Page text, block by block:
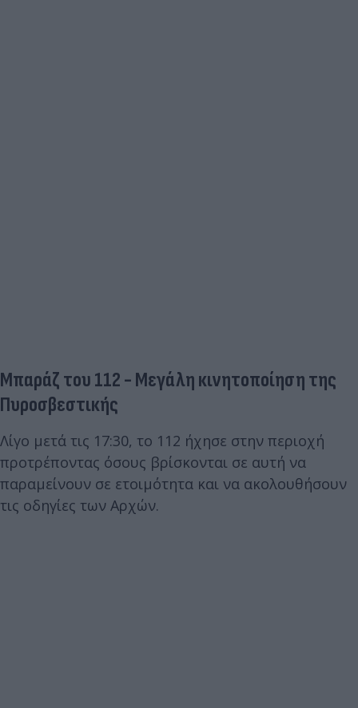
Μπαράζ του 112 - Μεγάλη κινητοποίηση της
Πυροσβεστικής
Λίγο μετά τις 17:30, το 112 ήχησε στην περιοχή
προτρέποντας όσους βρίσκονται σε αυτή να
παραμείνουν σε ετοιμότητα και να ακολουθήσουν
τις οδηγίες των Αρχών.